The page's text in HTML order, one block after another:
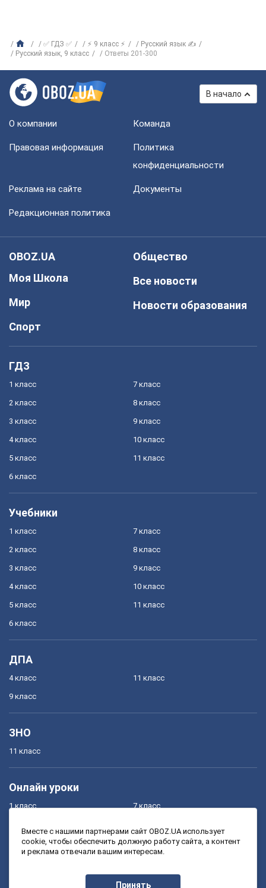
✅ ГДЗ ✅ ⚡ 9 класс ⚡
Русский язык ✍
Русский язык, 9 класс
Ответы 201-300
В начало
О компании Команда
Правовая информация
Политика
конфиденциальности
Реклама на сайте Документы
Редакционная политика
OBOZ.UA
Моя Школа
Мир
Спорт
Общество
Все новости
Новости образования
ГДЗ
1 класс
2 класс
3 класс
4 класс
5 класс
6 класс
7 класс
8 класс
9 класс
10 класс
11 класс
Учебники
1 класс
2 класс
3 класс
4 класс
5 класс
6 класс
7 класс
8 класс
9 класс
10 класс
11 класс
ДПА
4 класс
9 класс
11 класс
ЗНО
11 класс
Онлайн уроки
1 класс
3 класс
7 класс
9 класс
Вместе с нашими партнерами сайт OBOZ.UA использует
cookie, чтобы обеспечить должную работу сайта, а контент
и реклама отвечали вашим интересам.
Принять